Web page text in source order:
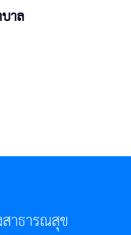
าล
าธารณสุข